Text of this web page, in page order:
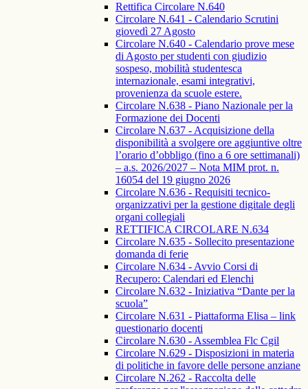
Rettifica Circolare N.640
Circolare N.641 - Calendario Scrutini
giovedì 27 Agosto
Circolare N.640 - Calendario prove mese
di Agosto per studenti con giudizio
sospeso, mobilità studentesca
internazionale, esami integrativi,
provenienza da scuole estere.
Circolare N.638 - Piano Nazionale per la
Formazione dei Docenti
Circolare N.637 - Acquisizione della
disponibilità a svolgere ore aggiuntive oltre
l’orario d’obbligo (fino a 6 ore settimanali)
– a.s. 2026/2027 – Nota MIM prot. n.
16054 del 19 giugno 2026
Circolare N.636 - Requisiti tecnico-
organizzativi per la gestione digitale degli
organi collegiali
RETTIFICA CIRCOLARE N.634
Circolare N.635 - Sollecito presentazione
domanda di ferie
Circolare N.634 - Avvio Corsi di
Recupero: Calendari ed Elenchi
Circolare N.632 - Iniziativa “Dante per la
scuola”
Circolare N.631 - Piattaforma Elisa – link
questionario docenti
Circolare N.630 - Assemblea Flc Cgil
Circolare N.629 - Disposizioni in materia
di politiche in favore delle persone anziane
Circolare N.262 - Raccolta delle